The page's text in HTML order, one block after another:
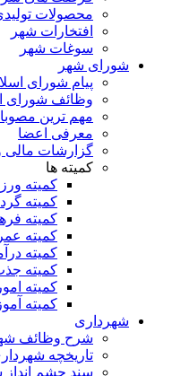
محصولات
افتخارات شهر
سوغات شهر
شورای شهر
پیام شورای
وظائف شورای
مهم ترین
معرفی اعضا
گزارشات مالی
کمیته ها
کمیته
کمیته
کمیته
کمیته
کمیته
کمیته
کمیته
کمیته
شهرداری
شرح وظائف
تاریخچه
سند چشم انداز